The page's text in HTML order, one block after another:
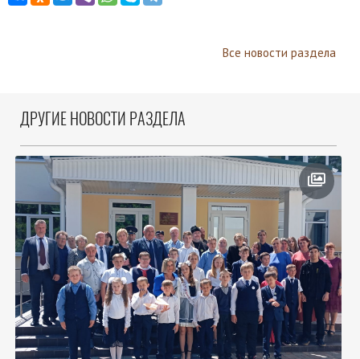
Все новости раздела
ДРУГИЕ НОВОСТИ РАЗДЕЛА